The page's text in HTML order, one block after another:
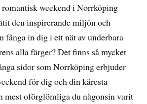
weekend i Norrköping
den inspirerande miljön och
fånga in dig i ett nät av underbara
alla färger? Det finns så mycket
sidor som Norrköping erbjuder
för dig och din käresta
mest oförglömliga du någonsin varit